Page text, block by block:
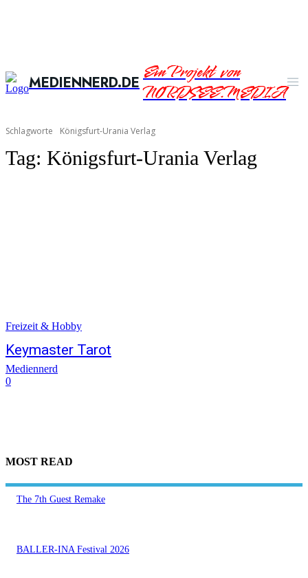
MEDIENNERD.DEEin Projekt von
NORDSEE.MEDIA
Schlagworte Königsfurt-Urania Verlag
Tag: Königsfurt-Urania Verlag
Freizeit & Hobby
Keymaster Tarot
Mediennerd
0
MOST READ
The 7th Guest Remake
BALLER-INA Festival 2026